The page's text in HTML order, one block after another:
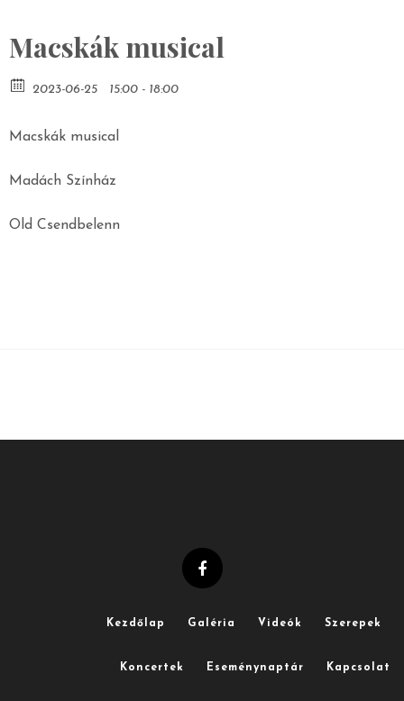
Macskák musical
2023-06-25 15:00 - 18:00
Macskák musical
Madách Színház
Old Csendbelenn
Kezdőlap Galéria Videók Szerepek
Koncertek Eseménynaptár Kapcsolat